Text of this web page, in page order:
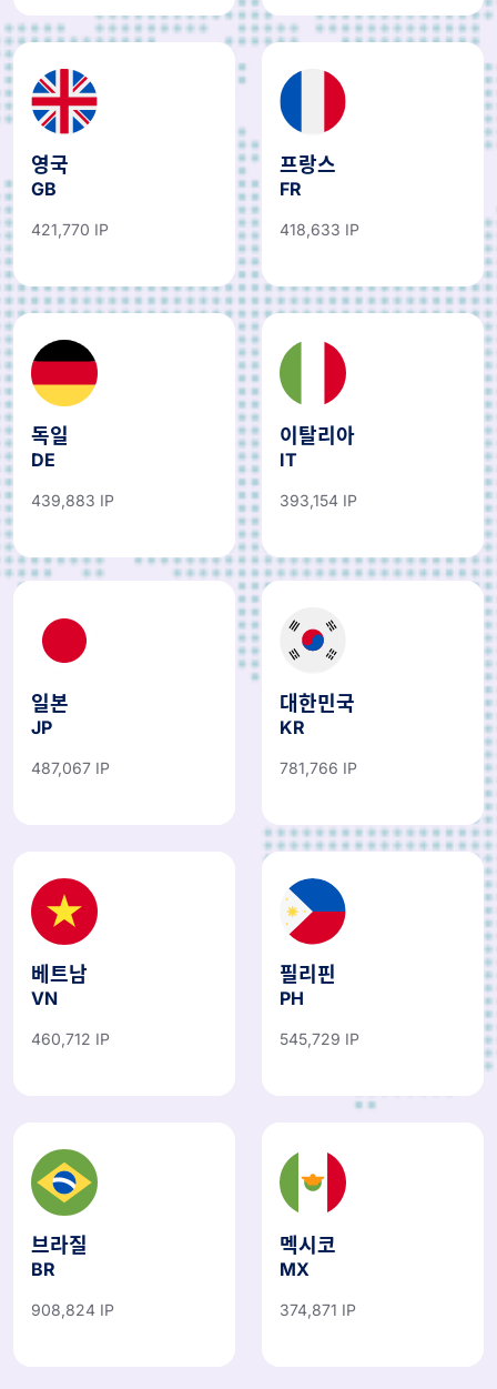
영국
GB
421,770 IP
프랑스
FR
418,633 IP
독일
DE
439,883 IP
이탈리아
IT
393,154 IP
일본
JP
487,067 IP
대한민국
KR
781,766 IP
베트남
VN
460,712 IP
필리핀
PH
545,729 IP
브라질
BR
908,824 IP
멕시코
MX
374,871 IP